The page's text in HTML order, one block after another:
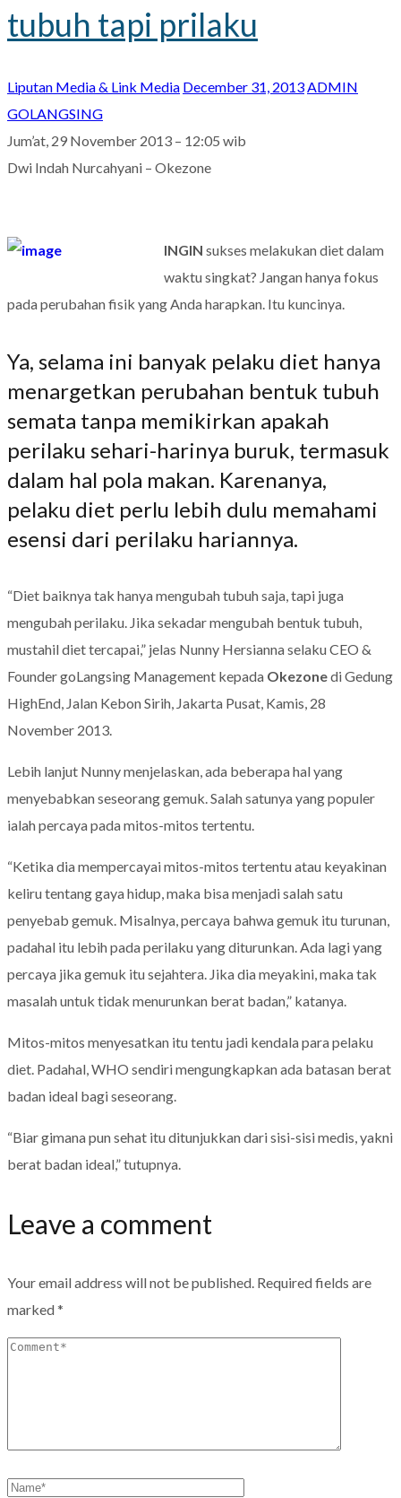
tubuh tapi prilaku
Liputan Media & Link Media December 31, 2013 ADMIN
GOLANGSING
Jum’at, 29 November 2013 – 12:05 wib
Dwi Indah Nurcahyani – Okezone
INGIN sukses melakukan diet dalam
waktu singkat? Jangan hanya fokus
pada perubahan fisik yang Anda harapkan. Itu kuncinya.
Ya, selama ini banyak pelaku diet hanya
menargetkan perubahan bentuk tubuh
semata tanpa memikirkan apakah
perilaku sehari-harinya buruk, termasuk
dalam hal pola makan. Karenanya,
pelaku diet perlu lebih dulu memahami
esensi dari perilaku hariannya.
“Diet baiknya tak hanya mengubah tubuh saja, tapi juga
mengubah perilaku. Jika sekadar mengubah bentuk tubuh,
mustahil diet tercapai,” jelas Nunny Hersianna selaku CEO &
Founder goLangsing Management kepada Okezonedi Gedung
HighEnd, Jalan Kebon Sirih, Jakarta Pusat, Kamis, 28
November 2013.
Lebih lanjut Nunny menjelaskan, ada beberapa hal yang
menyebabkan seseorang gemuk. Salah satunya yang populer
ialah percaya pada mitos-mitos tertentu.
“Ketika dia mempercayai mitos-mitos tertentu atau keyakinan
keliru tentang gaya hidup, maka bisa menjadi salah satu
penyebab gemuk. Misalnya, percaya bahwa gemuk itu turunan,
padahal itu lebih pada perilaku yang diturunkan. Ada lagi yang
percaya jika gemuk itu sejahtera. Jika dia meyakini, maka tak
masalah untuk tidak menurunkan berat badan,” katanya.
Mitos-mitos menyesatkan itu tentu jadi kendala para pelaku
diet. Padahal, WHO sendiri mengungkapkan ada batasan berat
badan ideal bagi seseorang.
“Biar gimana pun sehat itu ditunjukkan dari sisi-sisi medis, yakni
berat badan ideal,” tutupnya.
Leave a comment
Your email address will not be published. Required fields are
marked*